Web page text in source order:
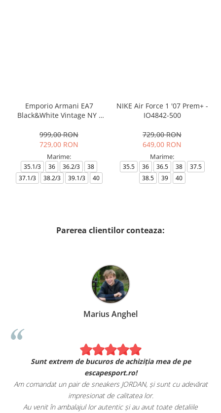
Emporio Armani EA7
Black&White Vintage NY -
999,00 RON
729,00 RON
Marime:
35.1/3 36 36.2/3
38
37.1/3
38.2/3 39.1/3 40
NIKE Air Force 1 '07 Prem+ -
IO4842-500
729,00 RON
649,00 RON
Marime:
35.5 36 36.5 38
37.5
38.5
39 40
Parerea clientilor conteaza:
Marius Anghel
Sunt extrem de bucuros de achiziția mea de pe
escapesport.ro!
Am comandat un pair de sneakers JORDAN, și sunt cu adevărat
impresionat de calitatea lor.
Au venit în ambalajul lor autentic și au avut toate detaliile